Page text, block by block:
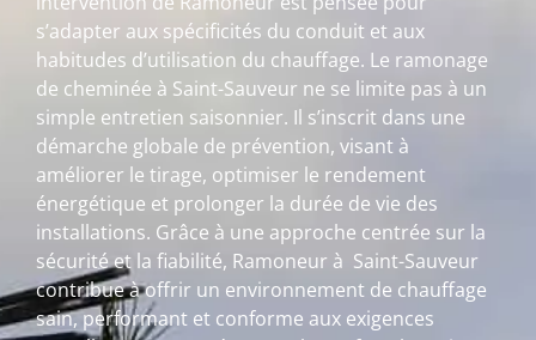
s’adapter aux spécificités du conduit et aux
habitudes d’utilisation du chauffage. Le ramonage
de cheminée à Saint-Sauveur ne se limite pas à un
simple entretien saisonnier. Il s’inscrit dans une
démarche globale de prévention, visant à
améliorer le tirage, optimiser le rendement
énergétique et prolonger la durée de vie des
installations. Grâce à une approche centrée sur la
sécurité et la fiabilité, Ramoneur à Saint-Sauveur
contribue à offrir un environnement de chauffage
sain, performant et conforme aux exigences